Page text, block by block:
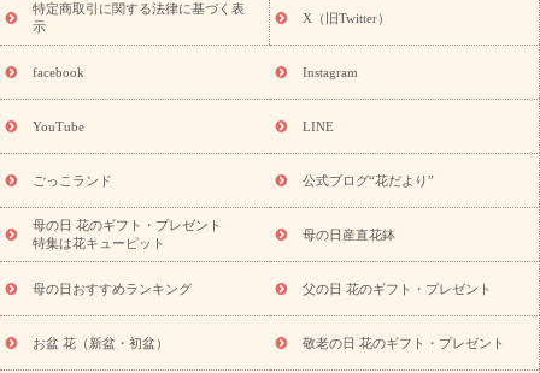
ペーン
「きょう誕生日なんです」キャンペーン
探す
誕生日フラワーギフト 誕生日フラワーギフト特集
誕生
日フラワーギフト商品一覧
ユリ トルコキキョウ
誕生花(トルコキキョウ)
9月の誕生花(リンドウ)
誕生日セット
ギフト
「きょう誕生日なんです」キャンペーン
用途から探す お祝いの花特集 当日配達特急便
お祝い商品
一覧
お祝い 新築・引っ越し祝い
結婚記念日
結婚祝い 出産祝い 退院祝い・快気祝い
還暦
祝い・長寿祝い
プチギフト ペットのお祝いフラワー
元・暑中見舞い
敬老の日
お供え
お供え・お悔やみ商品一覧 お供え・お悔やみの花
十九日法要以降に贈る花
通夜・葬儀に贈る花
お供え お花とセッ
お盆（新盆・初盆）
お祝い返し お見舞い
お取り
特定商取引に関する法律に基づく表
示
X（旧Twitter）
facebook Instagram
YouTube LINE
ごっこランド 公式ブログ“花だより”
母の日 花のギフト・プレゼント
特集は花キューピット
母の日産直花鉢
母の日おすすめランキング 父の日 花のギフト・プレゼント
お盆 花（新盆・初盆） 敬老の日 花のギフト・プレゼント